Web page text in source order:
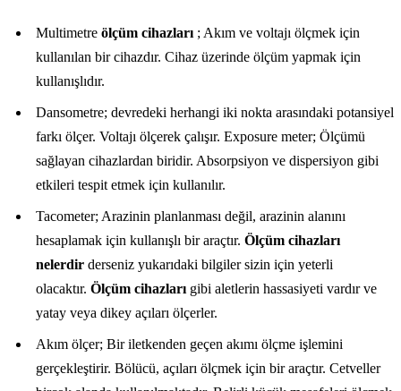
Multimetre ölçüm cihazları ; Akım ve voltajı ölçmek için
kullanılan bir cihazdır. Cihaz üzerinde ölçüm yapmak için
kullanışlıdır.
Dansometre; devredeki herhangi iki nokta arasındaki potansiyel
farkı ölçer. Voltajı ölçerek çalışır. Exposure meter; Ölçümü
sağlayan cihazlardan biridir. Absorpsiyon ve dispersiyon gibi
etkileri tespit etmek için kullanılır.
Tacometer; Arazinin planlanması değil, arazinin alanını
hesaplamak için kullanışlı bir araçtır. Ölçüm cihazları
nelerdir derseniz yukarıdaki bilgiler sizin için yeterli
olacaktır. Ölçüm cihazları gibi aletlerin hassasiyeti vardır ve
yatay veya dikey açıları ölçerler.
Akım ölçer; Bir iletkenden geçen akımı ölçme işlemini
gerçekleştirir. Bölücü, açıları ölçmek için bir araçtır. Cetveller